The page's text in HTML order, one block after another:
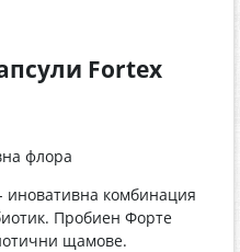
Fortex
флора
иновативна комбинация
Пробиен Форте
щамове.